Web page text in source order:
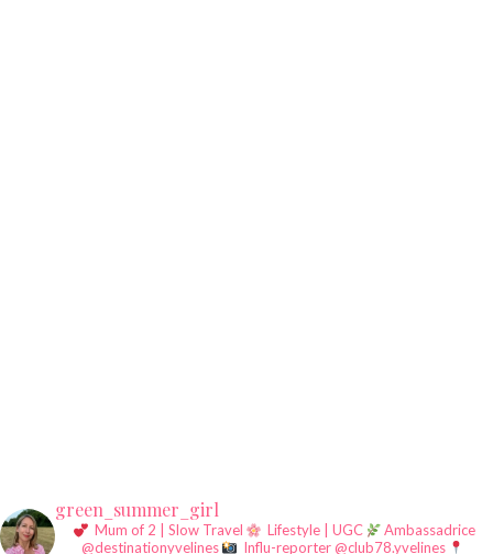
green_summer_girl
Mum of 2 | Slow Travel Lifestyle | UGC
Ambassadrice
@destinationyvelines
Influ-reporter @club78.yvelines